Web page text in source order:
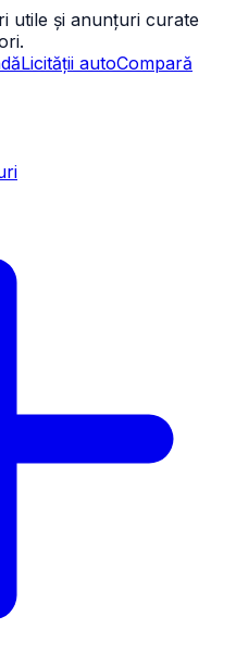
utile și anunțuri curate
Licității autoCompară